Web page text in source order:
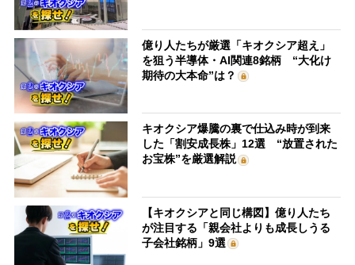
億り人たちが厳選「キオクシア超え」
を狙う半導体・AI関連8銘柄 “大化け
期待の大本命”は？
キオクシア爆騰の裏で仕込み時が到来
した「割安成長株」12選 “放置された
お宝株”を厳選解説
【キオクシアと同じ構図】億り人たち
が注目する「親会社よりも成長しうる
子会社銘柄」9選